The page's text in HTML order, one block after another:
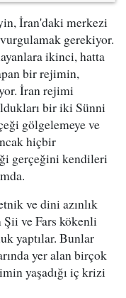
İran'daki merkezi
gerekiyor.
ikinci, hatta
bir rejimin,
İran rejimi
bir iki Sünni
gölgelemeye ve
hiçbir
gerçeğini kendileri
ve dini azınlık
ve Fars kökenli
yaptılar. Bunlar
yer alan birçok
yaşadığı iç krizi